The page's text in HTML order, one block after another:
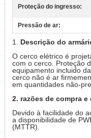
Proteção do ingresso:
Pressão de ar:
1. Descrição do
O cerco elétrico é
com o cerco. Proteção
equipamento incluido
cerco não é ar
em quantidades não-
2. razões de compra
Devido à facilidade do
a disponibilidade de
(MTTR).